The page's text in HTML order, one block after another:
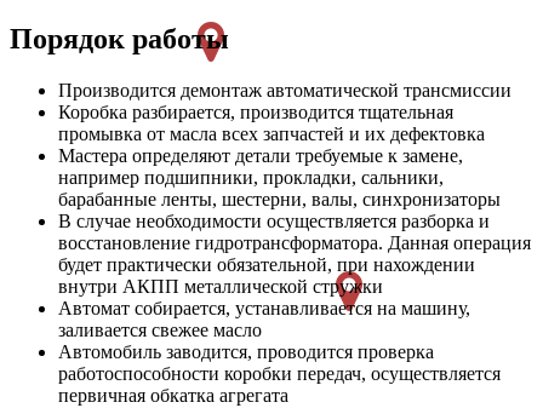
Порядок работы
Производится демонтаж автоматической трансмиссии
Коробка разбирается, производится тщательная
промывка от масла всех запчастей и их дефектовка
Мастера определяют детали требуемые к замене,
например подшипники, прокладки, сальники,
барабанные ленты, шестерни, валы, синхронизаторы
В случае необходимости осуществляется разборка и
восстановление гидротрансформатора. Данная операция
будет практически обязательной, при нахождении
внутри АКПП металлической стружки
Автомат собирается, устанавливается на машину,
заливается свежее масло
Автомобиль заводится, проводится проверка
работоспособности коробки передач, осуществляется
первичная обкатка агрегата